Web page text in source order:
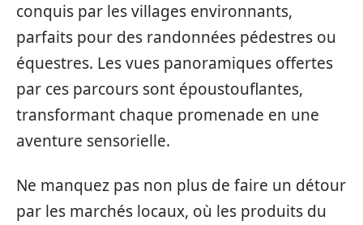
conquis par les villages environnants,
parfaits pour des randonnées pédestres ou
équestres. Les vues panoramiques offertes
par ces parcours sont époustouflantes,
transformant chaque promenade en une
aventure sensorielle.
Ne manquez pas non plus de faire un détour
par les marchés locaux, où les produits du